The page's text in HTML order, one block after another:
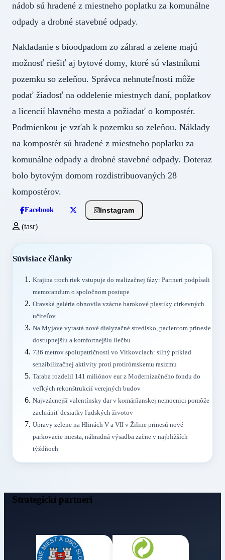
nádob sú hradené z miestneho poplatku za komunálne
odpady a drobné stavebné odpady.
Nakladanie s bioodpadom zo záhrad a zelene majú
možnosť riešiť aj bytové domy, ktoré sú vlastníkmi
pozemku so zeleňou. Správca nehnuteľnosti môže
podať žiadosť na oddelenie miestnych daní, poplatkov
a licencií hlavného mesta a požiadať o kompostér.
Podmienkou je vzťah k pozemku so zeleňou. Náklady
na kompostér sú hradené z miestneho poplatku za
komunálne odpady a drobné stavebné odpady. Doteraz
bolo bytovým domom rozdistribuovaných 28
kompostérov.
Facebook Instagram
(tasr)
Súvisiace články
Krajina troch riek vstupuje do realizačnej fázy: Partneri podpísali
memorandum o spoločnom postupe
Oravská galéria obnovila vzácne barokové plastiky cirkevných
učiteľov
Na Myjave vyrastá nové dialyzačné stredisko, pacientom prinesie
dostupnejšiu a komfortnejšiu liečbu
736 metrov spolupatričnosti vo Vítkovciach: silný príklad
senzibilizačnej aktivity proti protirómskemu rasizmu
Taraba rozdelil 141 miliónov eur z Modernizačného fondu do
veľkých rekonštrukcií verejných budov
Najvzácnejší valentínsky dar v komárňanskej nemocnici pomôže
zachrániť desiatky ľudských životov
Úpravy zelene na Hlinách V a VII v Žiline prinesú nové
parkovacie miesta, náhradná výsadba začne v najbližších
týždňoch
Strategickí partneri